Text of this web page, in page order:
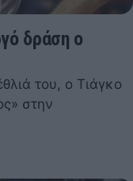
δράση ο
του, ο Τιάγκο
στην